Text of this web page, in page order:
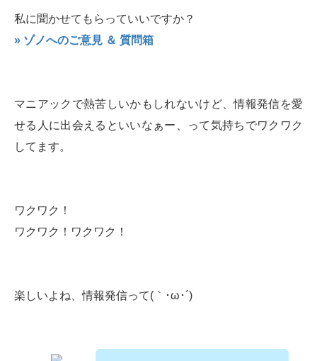
私に聞かせてもらっていいですか？
» ゾノへのご意見 ＆ 質問箱
マニアックで熱苦しいかもしれないけど、情報発信を愛
せる人に出会えるといいなぁー、って気持ちでワクワク
してます。
ワクワク！
ワクワク！ワクワク！
楽しいよね、情報発信って(｀･ω･´)ゞ